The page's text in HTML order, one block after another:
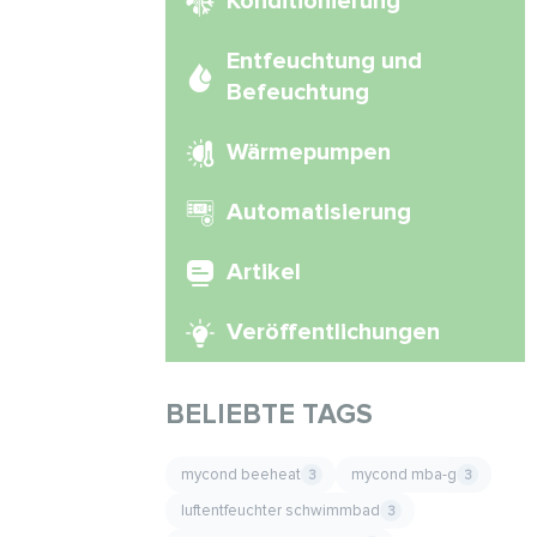
Entfeuchtung und
Befeuchtung
Wärmepumpen
Automatisierung
Artikel
Veröffentlichungen
BELIEBTE TAGS
mycond beeheat 3 mycond mba-g 3
luftentfeuchter schwimmbad 3